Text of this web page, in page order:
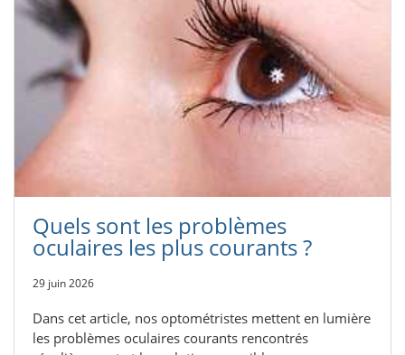
Quels sont les problèmes
oculaires les plus courants ?
29 juin 2026
Dans cet article, nos optométristes mettent en lumière
les problèmes oculaires courants rencontrés